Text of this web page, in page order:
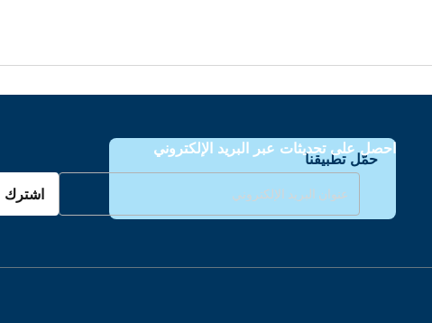
حمّل تطبيقنا
احصل على تحديثات عبر البريد الإلكتروني
اشترك